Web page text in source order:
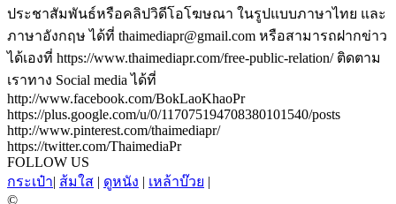
ประชาสัมพันธ์หรือคลิปวิดีโอโฆษณา ในรูปแบบภาษาไทย และ
ภาษาอังกฤษ ได้ที่ thaimediapr@gmail.com หรือสามารถฝากข่าว
ได้เองที่ https://www.thaimediapr.com/free-public-relation/ ติดตาม
เราทาง Social media ได้ที่
http://www.facebook.com/BokLaoKhaoPr
https://plus.google.com/u/0/117075194708380101540/posts
http://www.pinterest.com/thaimediapr/
https://twitter.com/ThaimediaPr
FOLLOW US
กระเป๋า| ส้มใส | ดูหนัง | เหล้าบ๊วย |
©